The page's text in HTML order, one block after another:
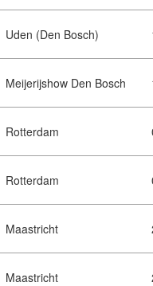
Uden (Den Bosch)
Meijerijshow Den Bosch
Rotterdam
Rotterdam
Maastricht
Maastricht